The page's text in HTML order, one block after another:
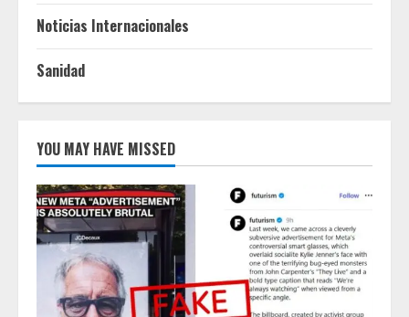
Noticias Internacionales
Sanidad
YOU MAY HAVE MISSED